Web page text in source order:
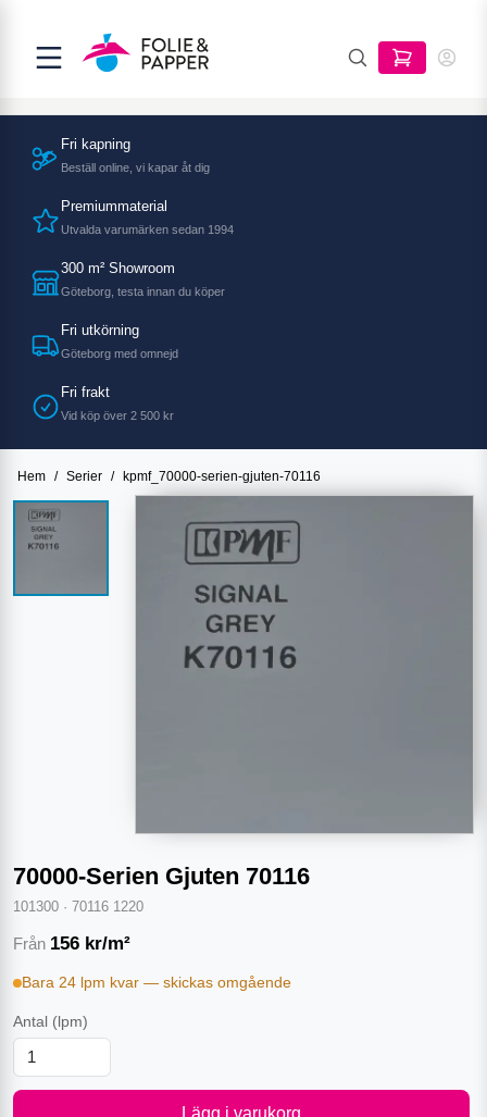
Fri kapning
Beställ online, vi kapar åt dig
Premiummaterial
Utvalda varumärken sedan 1994
300 m² Showroom
Göteborg, testa innan du köper
Fri utkörning
Göteborg med omnejd
Fri frakt
Vid köp över 2 500 kr
Hem / Serier / kpmf_70000-serien-gjuten-70116
70000-Serien Gjuten 70116
101300 · 70116 1220
Från 156 kr/m²
Bara 24 lpm kvar — skickas omgående
Antal (lpm)
Lägg i varukorg